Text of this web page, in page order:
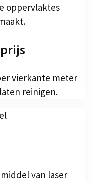
oppervlaktes
vierkante meter
reinigen.
van laser